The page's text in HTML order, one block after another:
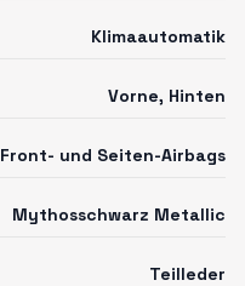
Klimaautomatik
Vorne, Hinten
Front- und Seiten-Airbags
Mythosschwarz Metallic
Teilleder